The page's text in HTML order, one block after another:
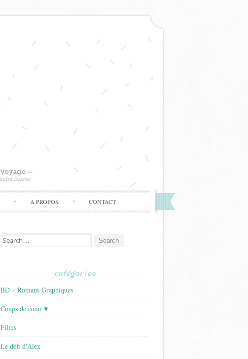
A PROPOS CONTACT
Search
for:
catégories
BD – Romans Graphiques
Coups de cœur ♥
Films
Le défi d'Alex